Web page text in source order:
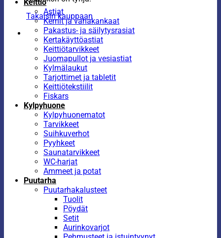
Takaisin kauppaan
Keittiö
Astiat
Kernit ja vahakankaat
Pakastus- ja säilytysrasiat
Kertakäyttöastiat
Keittiötarvikkeet
Juomapullot ja vesiastiat
Kylmälaukut
Tarjottimet ja tabletit
Keittiötekstiilit
Fiskars
Kylpyhuone
Kylpyhuonematot
Tarvikkeet
Suihkuverhot
Pyyhkeet
Saunatarvikkeet
WC-harjat
Ammeet ja potat
Puutarha
Puutarhakalusteet
Tuolit
Pöydät
Setit
Aurinkovarjot